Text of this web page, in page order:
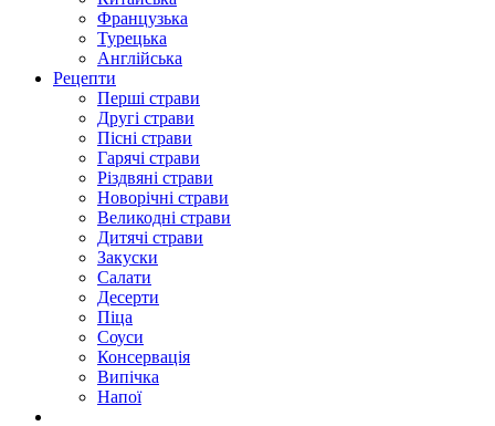
Французька
Турецька
Англійська
Рецепти
Перші страви
Другі страви
Пісні страви
Гарячі страви
Різдвяні страви
Новорічні страви
Великодні страви
Дитячі страви
Закуски
Салати
Десерти
Піца
Соуси
Консервація
Випічка
Напої